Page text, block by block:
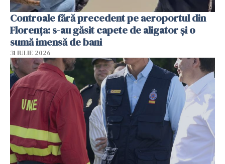
Controale fără precedent pe aeroportul din
Florența: s-au găsit capete de aligator și o
sumă imensă de bani
31 IULIE 2026